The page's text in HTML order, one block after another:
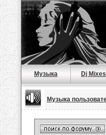
Музыка Dj Mixes
Музыка